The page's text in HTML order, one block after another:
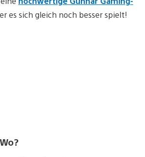
es sich gleich noch besser spielt!